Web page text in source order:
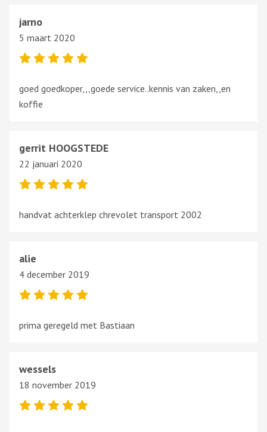
jarno
5 maart 2020
goed goedkoper,,,goede service..kennis van zaken,,en
koffie
gerrit HOOGSTEDE
22 januari 2020
handvat achterklep chrevolet transport 2002
alie
4 december 2019
prima geregeld met Bastiaan
wessels
18 november 2019